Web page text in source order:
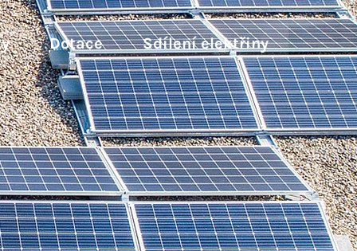
Dotace Sdílení elektřiny